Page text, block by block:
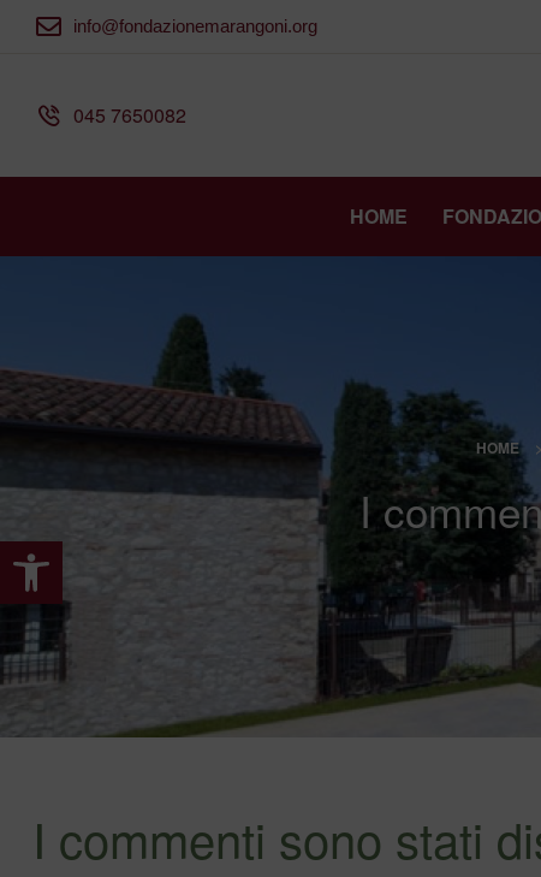
Apri la barra degli strumenti
info@fondazionemarangoni.org
045 7650082
HOME
HOME >
I
I commenti sono stati